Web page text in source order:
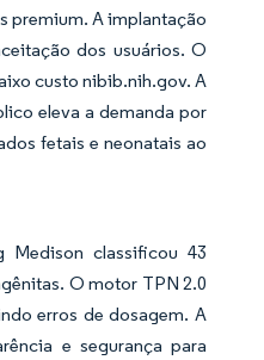
premium. A implantação
dos usuários. O
custo nibib.nih.gov. A
eleva a demanda por
fetais e neonatais ao
Medison classificou 43
O motor TPN 2.0
erros de dosagem. A
e segurança para